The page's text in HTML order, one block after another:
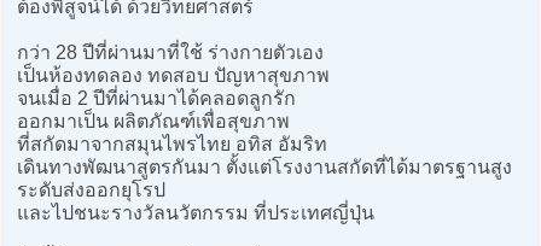
ต้องพิสูจน์ได้ ด้วยวิทยศาสตร์
กว่า 28 ปีที่ผ่านมาที่ใช้ ร่างกายตัวเอง
เป็นห้องทดลอง ทดสอบ ปัญหาสุขภาพ
จนเมื่อ 2 ปีที่ผ่านมาได้คลอดลูกรัก
ออกมาเป็น ผลิตภัณฑ์เพื่อสุขภาพ
ที่สกัดมาจากสมุนไพรไทย อทิส อัมริท
เดินทางพัฒนาสูตรกันมา ตั้งแต่โรงงานสกัดที่ได้มาตรฐานสูง
ระดับส่งออกยุโรป
และไปชนะรางวัลนวัตกรรม ที่ประเทศญี่ปุ่น